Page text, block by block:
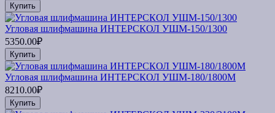
Купить
Угловая шлифмашина ИНТЕРСКОЛ УШМ-150/1300
5350.00₽
Купить
Угловая шлифмашина ИНТЕРСКОЛ УШМ-180/1800М
8210.00₽
Купить